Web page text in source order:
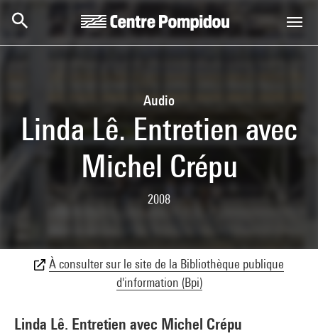
Audio
Linda Lê. Entretien avec
Michel Crépu
2008
À consulter sur le site de la Bibliothèque publique
d'information (Bpi)
Linda Lê. Entretien avec Michel Crépu